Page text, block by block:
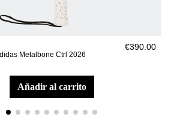
Metalbone Ctrl 2026
€390.00
añadir al carrito